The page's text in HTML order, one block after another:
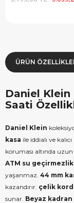
ÜRÜN
Daniel Klein
Saati
Daniel Klein
kasa ile iddialı ve
koruması altında
ATM su geçirmezlik
yaşanmaz. 44 mm
kazandırır. çelik
sunar. Beyaz kadran